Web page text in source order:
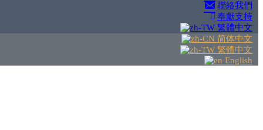
聯絡我們
奉獻支持
繁體中文
简体中文
繁體中文
English